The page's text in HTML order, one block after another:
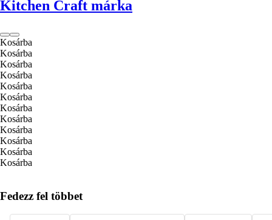
Kitchen Craft márka
Kosárba
Kosárba
Kosárba
Kosárba
Kosárba
Kosárba
Kosárba
Kosárba
Kosárba
Kosárba
Kosárba
Kosárba
Fedezz fel többet